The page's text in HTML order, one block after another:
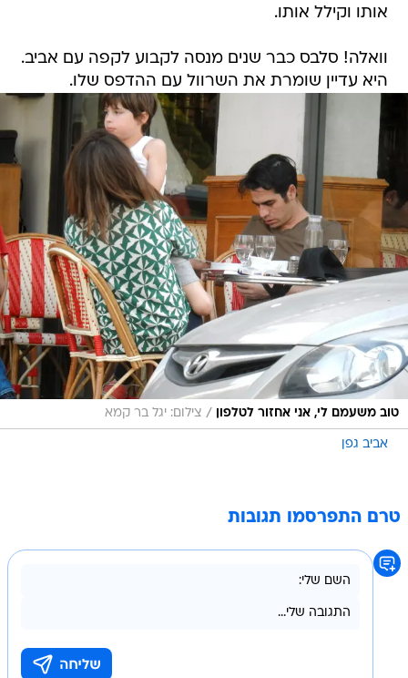
אותו וקילל אותו.
וואלה! סלבס כבר שנים מנסה לקבוע לקפה עם אביב.
היא עדיין שומרת את השרוול עם ההדפס שלו.
טוב משעמם לי, אני אחזור לטלפון / צילום: יגל בר קמא
אביב גפן
טרם התפרסמו תגובות